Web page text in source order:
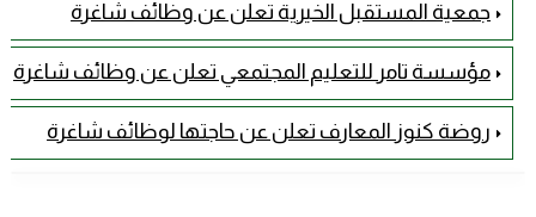
جمعية المستقبل الخيرية تعلن عن وظائف شاغرة
مؤسسة تامر للتعليم المجتمعي تعلن عن وظائف شاغرة
روضة كنوز المعارف تعلن عن حاجتها لوظائف شاغرة